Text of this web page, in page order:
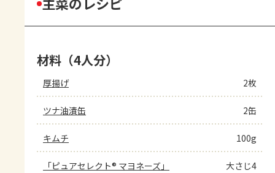
材料（4人分）
厚揚げ 2枚
ツナ油漬缶 2缶
キムチ 100g
「ピュアセレクト® マヨネーズ」 大さじ4